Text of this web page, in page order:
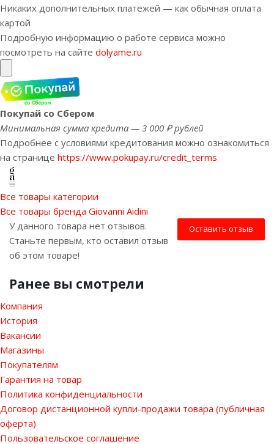
Никаких дополнительных платежей — как обычная оплата
картой
Подробную информацию о работе сервиса можно
посмотреть на сайте dolyame.ru
Покупай со Сбером
Минимальная сумма кредита — 3 000 ₽ рублей
Подробнее с условиями кредитования можно ознакомиться
на странице https://www.pokupay.ru/credit_terms
Все товары категории
Все товары бренда Giovanni Aidini
Оставить отзыв
У данного товара нет отзывов.
Станьте первым, кто оставил отзыв
об этом товаре!
Ранее вы смотрели
Компания
История
Вакансии
Магазины
Покупателям
Гарантия на товар
Политика конфиденциальности
Договор дистанционной купли-продажи товара (публичная
оферта)
Пользовательское соглашение